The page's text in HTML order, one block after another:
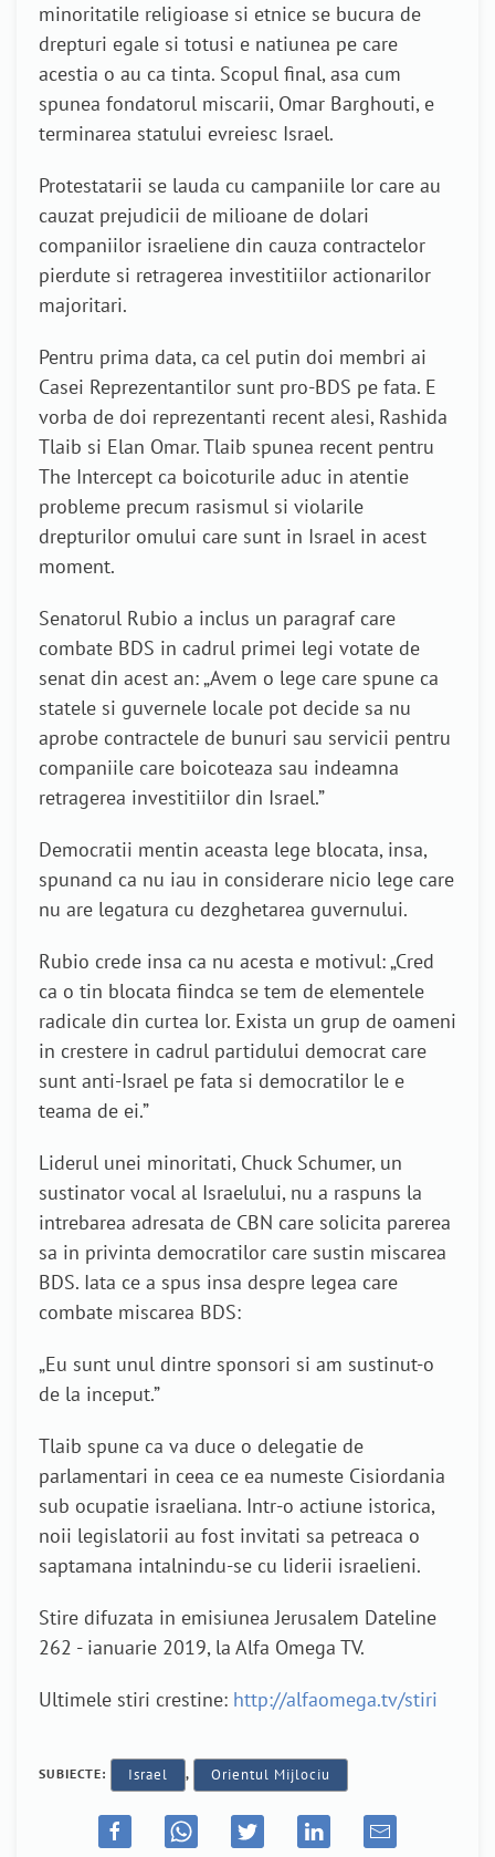
minoritatile religioase si etnice se bucura de
drepturi egale si totusi e natiunea pe care
acestia o au ca tinta. Scopul final, asa cum
spunea fondatorul miscarii, Omar Barghouti, e
terminarea statului evreiesc Israel.
Protestatarii se lauda cu campaniile lor care au
cauzat prejudicii de milioane de dolari
companiilor israeliene din cauza contractelor
pierdute si retragerea investitiilor actionarilor
majoritari.
Pentru prima data, ca cel putin doi membri ai
Casei Reprezentantilor sunt pro-BDS pe fata. E
vorba de doi reprezentanti recent alesi, Rashida
Tlaib si Elan Omar. Tlaib spunea recent pentru
The Intercept ca boicoturile aduc in atentie
probleme precum rasismul si violarile
drepturilor omului care sunt in Israel in acest
moment.
Senatorul Rubio a inclus un paragraf care
combate BDS in cadrul primei legi votate de
senat din acest an: „Avem o lege care spune ca
statele si guvernele locale pot decide sa nu
aprobe contractele de bunuri sau servicii pentru
companiile care boicoteaza sau indeamna
retragerea investitiilor din Israel.”
Democratii mentin aceasta lege blocata, insa,
spunand ca nu iau in considerare nicio lege care
nu are legatura cu dezghetarea guvernului.
Rubio crede insa ca nu acesta e motivul: „Cred
ca o tin blocata fiindca se tem de elementele
radicale din curtea lor. Exista un grup de oameni
in crestere in cadrul partidului democrat care
sunt anti-Israel pe fata si democratilor le e
teama de ei.”
Liderul unei minoritati, Chuck Schumer, un
sustinator vocal al Israelului, nu a raspuns la
intrebarea adresata de CBN care solicita parerea
sa in privinta democratilor care sustin miscarea
BDS. Iata ce a spus insa despre legea care
combate miscarea BDS:
„Eu sunt unul dintre sponsori si am sustinut-o
de la inceput.”
Tlaib spune ca va duce o delegatie de
parlamentari in ceea ce ea numeste Cisiordania
sub ocupatie israeliana. Intr-o actiune istorica,
noii legislatorii au fost invitati sa petreaca o
saptamana intalnindu-se cu liderii israelieni.
Stire difuzata in emisiunea Jerusalem Dateline
262 - ianuarie 2019, la Alfa Omega TV.
Ultimele stiri crestine: http://alfaomega.tv/stiri
SUBIECTE: Israel , Orientul Mijlociu